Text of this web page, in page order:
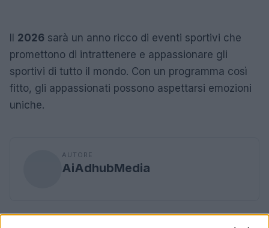
2026 sarà un anno ricco di eventi sportivi che
promettono di intrattenere e appassionare gli
sportivi di tutto il mondo. Con un programma così
fitto, gli appassionati possono aspettarsi emozioni
uniche.
AUTORE
AiAdhubMedia